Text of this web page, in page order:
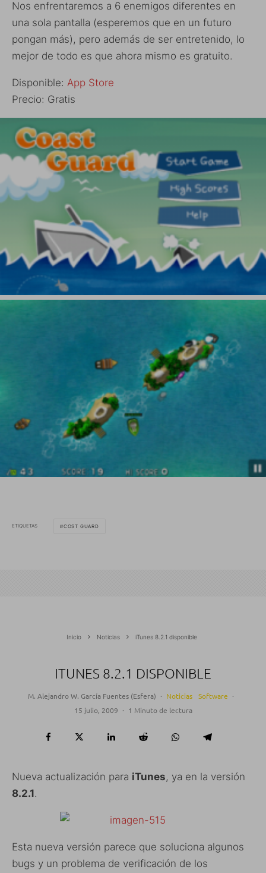
Nos enfrentaremos a 6 enemigos diferentes en
una sola pantalla (esperemos que en un futuro
pongan más), pero además de ser entretenido, lo
mejor de todo es que ahora mismo es gratuito.
Disponible: App Store
Precio: Gratis
ETIQUETAS COST GUARD
Inicio Noticias iTunes 8.2.1 disponible
ITUNES 8.2.1 DISPONIBLE
M. Alejandro W. García Fuentes (Esfera) · Noticias Software ·
15 julio, 2009 · 1 Minuto de lectura
Nueva actualización para iTunes, ya en la versión
8.2.1.
Esta nueva versión parece que soluciona algunos
bugs y un problema de verificación de los